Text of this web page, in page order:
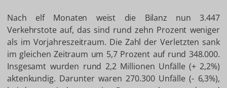
Nach elf Monaten weist die Bilanz nun 3.447
Verkehrstote auf, das sind rund zehn Prozent weniger
als im Vorjahreszeitraum. Die Zahl der Verletzten sank
im gleichen Zeitraum um 5,7 Prozent auf rund 348.000.
Insgesamt wurden rund 2,2 Millionen Unfälle (+ 2,2%)
aktenkundig. Darunter waren 270.300 Unfälle (- 6,3%),